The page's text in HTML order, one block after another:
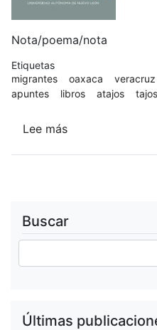
Nota/poema/nota
Etiquetas
migrantes
oaxaca veracruz
apuntes
libros atajos tajos
Lee más
Buscar
Últimas